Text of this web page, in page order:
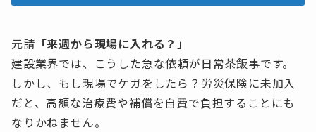
元請 「来週から現場に入れる？」
建設業界では、こうした急な依頼が日常茶飯事です。
しかし、もし現場でケガをしたら？労災保険に未加入
だと、高額な治療費や補償を自費で負担することにも
なりかねません。